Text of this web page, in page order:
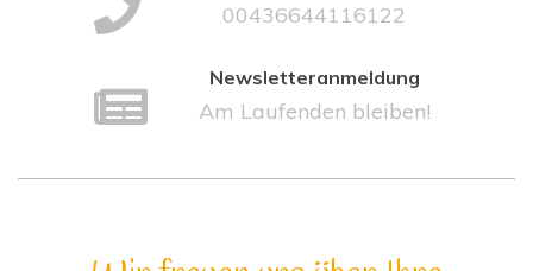
00436644116122
Newsletteranmeldung
Am Laufenden bleiben!